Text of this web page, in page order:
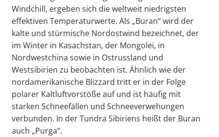
Windchill, ergeben sich die weltweit niedrigsten
effektiven Temperaturwerte. Als „Buran“ wird der
kalte und stürmische Nordostwind bezeichnet, der
im Winter in Kasachstan, der Mongolei, in
Nordwestchina sowie in Ostrussland und
Westsibirien zu beobachten ist. Ähnlich wie der
nordamerikanische Blizzard tritt er in der Folge
polarer Kaltluftvorstöße auf und ist häufig mit
starken Schneefällen und Schneeverwehungen
verbunden. In der Tundra Sibiriens heißt der Buran
auch „Purga“.